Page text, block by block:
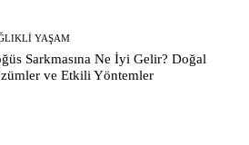
YAŞAM
Sarkmasına Ne İyi Gelir? Doğal
ve Etkili Yöntemler